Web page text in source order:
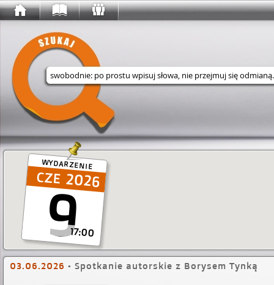
Wyszukaj w serwisie
WYDARZENIE
2026
9
17:00
03.06.2026 • Spotkanie autorskie z Borysem Tynką